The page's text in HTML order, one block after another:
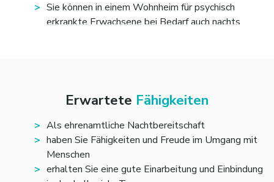
Sie können in einem Wohnheim für psychisch
erkrankte Erwachsene bei Bedarf auch nachts
Erwartete Fähigkeiten
Als ehrenamtliche Nachtbereitschaft
haben Sie Fähigkeiten und Freude im Umgang mit
Menschen
erhalten Sie eine gute Einarbeitung und Einbindung